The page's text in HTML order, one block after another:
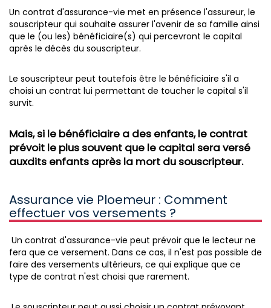
Un contrat d'assurance-vie met en présence l'assureur, le
souscripteur qui souhaite assurer l'avenir de sa famille ainsi
que le (ou les) bénéficiaire(s) qui percevront le capital
après le décès du souscripteur.
Le souscripteur peut toutefois être le bénéficiaire s'il a
choisi un contrat lui permettant de toucher le capital s'il
survit.
Mais, si le bénéficiaire a des enfants, le contrat
prévoit le plus souvent que le capital sera versé
auxdits enfants après la mort du souscripteur.
Assurance vie Ploemeur : Comment
effectuer vos versements ?
Un contrat d'assurance-vie peut prévoir que le lecteur ne
fera que ce versement. Dans ce cas, il n'est pas possible de
faire des versements ultérieurs, ce qui explique que ce
type de contrat n'est choisi que rarement.